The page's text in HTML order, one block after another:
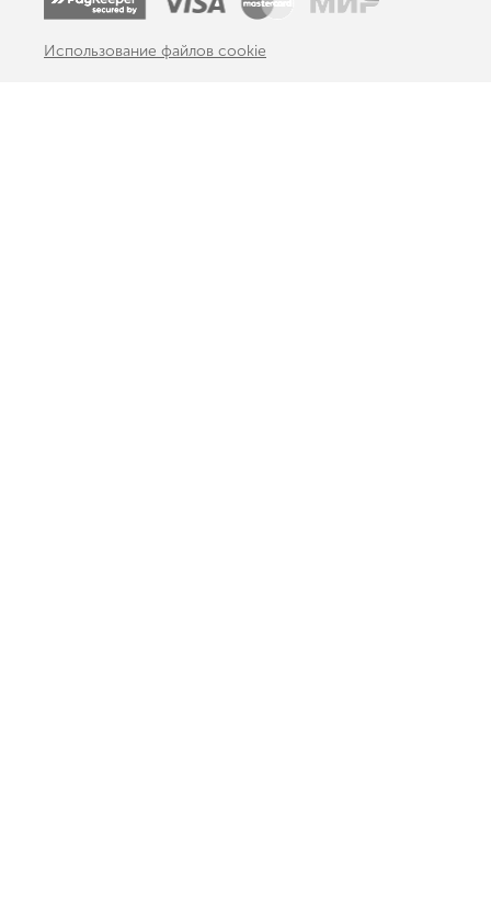
Использование файлов cookie